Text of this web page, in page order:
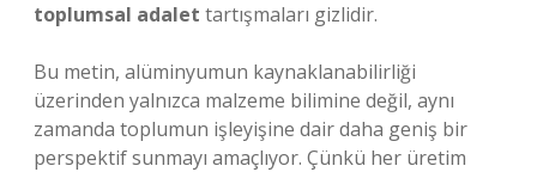
toplumsal adalet tartışmaları gizlidir.
Bu metin, alüminyumun kaynaklanabilirliği
üzerinden yalnızca malzeme bilimine değil, aynı
zamanda toplumun işleyişine dair daha geniş bir
perspektif sunmayı amaçlıyor. Çünkü her üretim